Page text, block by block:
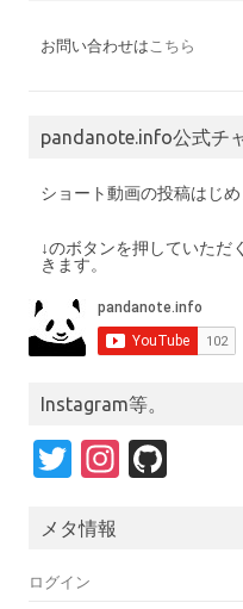
お問い合わせは こちら
pandanote.info公式チ
ショート動画の投稿はじめ
↓のボタンを押していただ
きます。
Instagram等。
T
it
te
In
メタ情報
ログイン